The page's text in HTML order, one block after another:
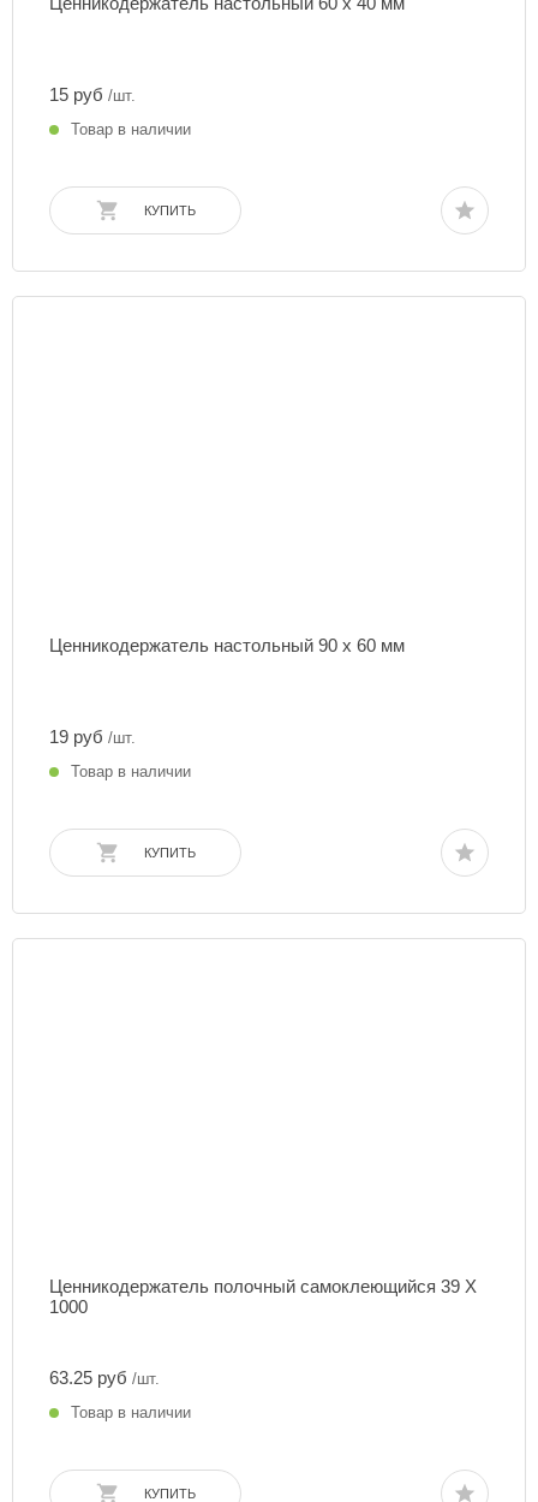
15 руб /шт.
Товар в наличии
КУПИТЬ
Ценникодержатель настольный 90 х 60 мм
19 руб /шт.
Товар в наличии
КУПИТЬ
Ценникодержатель полочный самоклеющийся 39 Х
1000
63.25 руб /шт.
Товар в наличии
КУПИТЬ